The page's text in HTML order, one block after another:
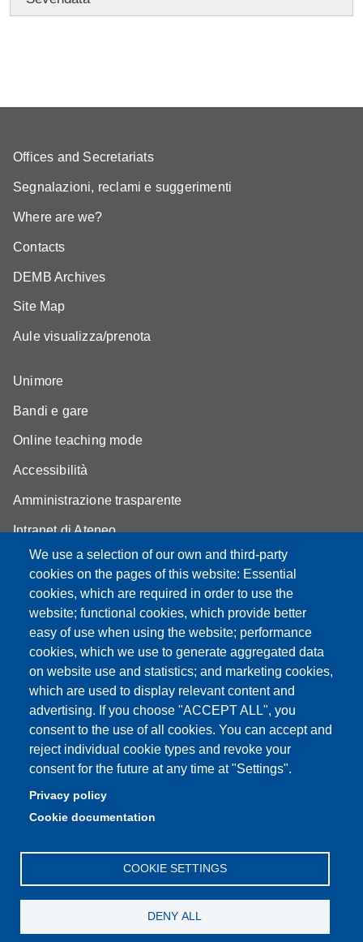
We use a selection of our own and third-party
cookies on the pages of this website: Essential
cookies, which are required in order to use the
website; functional cookies, which provide better
easy of use when using the website; performance
cookies, which we use to generate aggregated data
on website use and statistics; and marketing cookies,
which are used to display relevant content and
advertising. If you choose "ACCEPT ALL", you
consent to the use of all cookies. You can accept and
reject individual cookie types and revoke your
consent for the future at any time at "Settings".
Privacy policy
Cookie documentation
COOKIE SETTINGS
DENY ALL
Offices and Secretariats
Segnalazioni, reclami e suggerimenti
Where are we?
Contacts
DEMB Archives
Site Map
Aule visualizza/prenota
Unimore
Bandi e gare
Online teaching mode
Accessibilità
Amministrazione trasparente
Intranet di Ateneo
Area riservata di Dipartimento
Cambia idea sui cookie
Privacy e cookie policy
Partita IVA: 00427620364
Dipartimento di Economia Marco Biagi
Sede: Via Berengario 51 - 41121 Modena
e-mail: info.economia@unimore.it | PEC:
Centralino: 059 / 205 6711
Portineria via Fontanelli: 059 / 205 7111